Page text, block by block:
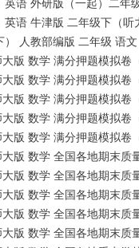
英语 外研版（一起）二年
英语 牛津版 二年级下（听
） 人教部编版 二年级 语文
版 数学 满分押题模拟卷
版 数学 满分押题模拟卷
版 数学 满分押题模拟卷
版 数学 满分押题模拟卷
版 数学 满分押题模拟卷
版 数学 全国各地期末质
版 数学 全国各地期末质
版 数学 全国各地期末质
版 数学 全国各地期末质
版 数学 全国各地期末质